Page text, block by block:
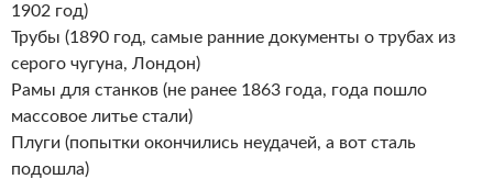
1902 год)
Трубы (1890 год, самые ранние документы о трубах из
серого чугуна, Лондон)
Рамы для станков (не ранее 1863 года, года пошло
массовое литье стали)
Плуги (попытки окончились неудачей, а вот сталь
подошла)